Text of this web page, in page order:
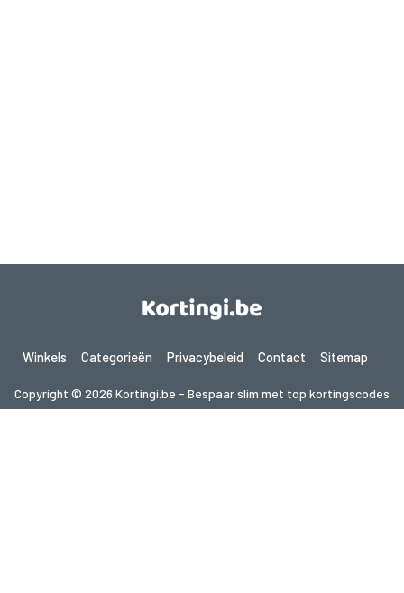
Winkels Categorieën Privacybeleid Contact Sitemap
Copyright © 2026 Kortingi.be - Bespaar slim met top kortingscodes
2026. Alle rechten voorbehouden.